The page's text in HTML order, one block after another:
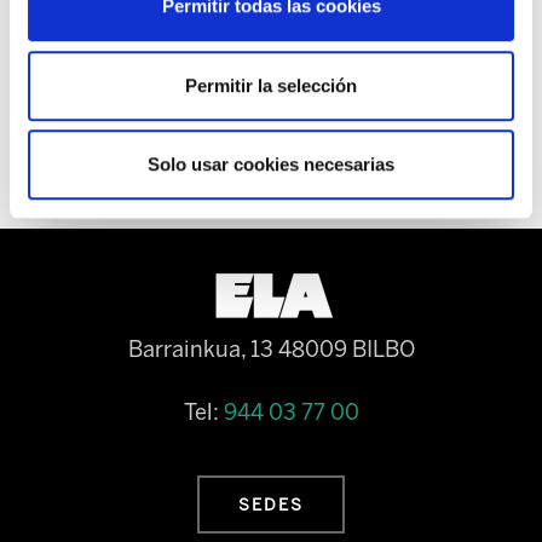
Permitir todas las cookies
Permitir la selección
Solo usar cookies necesarias
Residencia Egogain de Eibar, se mantiene la
huelga indefinida hasta que se dé una solución
a las 8 trabajadoras despedidas.
Barrainkua, 13 48009 BILBO
Tel: 944 03 77 00
SEDES